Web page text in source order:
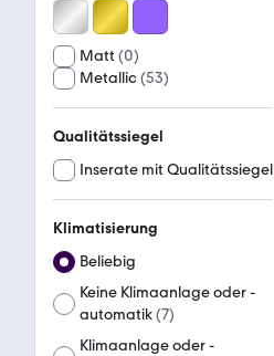
Matt (0)
Metallic(53)
Qualitätssiegel
Inserate mit Qualitätssiegel
Klimatisierung
Beliebig
Keine Klimaanlage oder -
automatik(7)
Klimaanlage oder -